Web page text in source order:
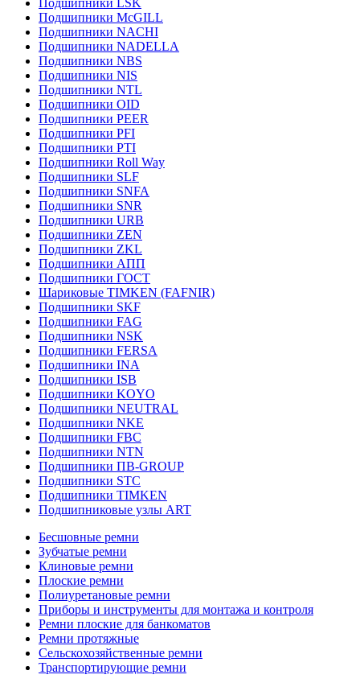
Подшипники LSK
Подшипники McGILL
Подшипники NACHI
Подшипники NADELLA
Подшипники NBS
Подшипники NIS
Подшипники NTL
Подшипники OID
Подшипники PEER
Подшипники PFI
Подшипники PTI
Подшипники Roll Way
Подшипники SLF
Подшипники SNFA
Подшипники SNR
Подшипники URB
Подшипники ZEN
Подшипники ZKL
Подшипники АПП
Подшипники ГОСТ
Шариковые ТІMKEN (FAFNIR)
Подшипники SKF
Подшипники FAG
Подшипники NSK
Подшипники FERSA
Подшипники INA
Подшипники ISB
Подшипники KOYO
Подшипники NEUTRAL
Подшипники NKE
Подшипники FBC
Подшипники NTN
Подшипники ПВ-GROUP
Подшипники STC
Подшипники TIMKEN
Подшипниковые узлы ART
Бесшовные ремни
Зубчатые ремни
Клиновые ремни
Плоские ремни
Полиуретановые ремни
Приборы и инструменты для монтажа и контроля
Ремни плоские для банкоматов
Ремни протяжные
Сельскохозяйственные ремни
Транспортирующие ремни